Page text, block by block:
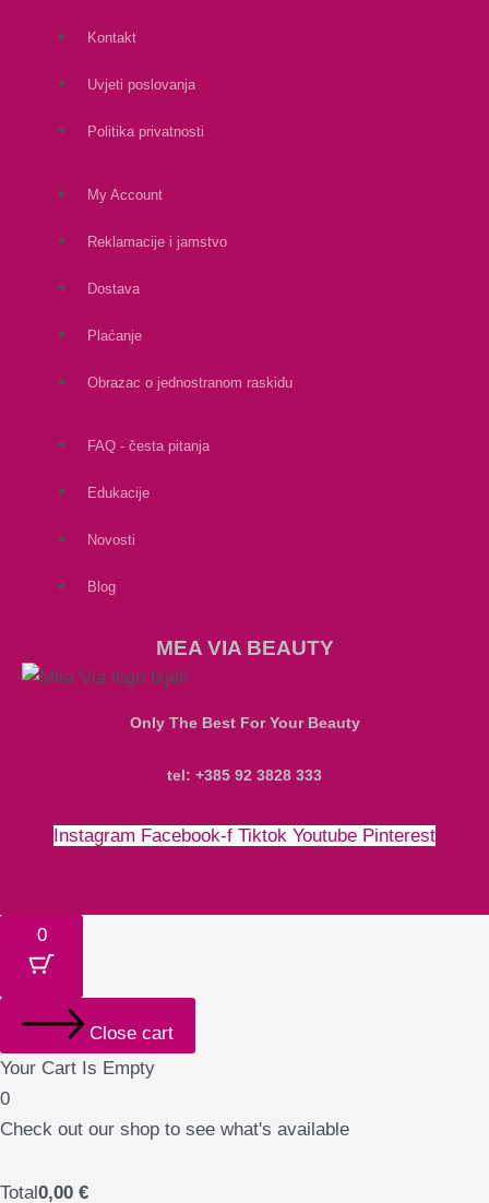
Kontakt
Uvjeti poslovanja
Politika privatnosti
My Account
Reklamacije i jamstvo
Dostava
Plaćanje
Obrazac o jednostranom raskidu
FAQ - česta pitanja
Edukacije
Novosti
Blog
MEA VIA BEAUTY
Only The Best For Your Beauty
tel: +385 92 3828 333
Instagram Facebook-f Tiktok Youtube Pinterest
0
Close cart
Your Cart Is Empty
0
Check out our shop to see what's available
Total0,00 €